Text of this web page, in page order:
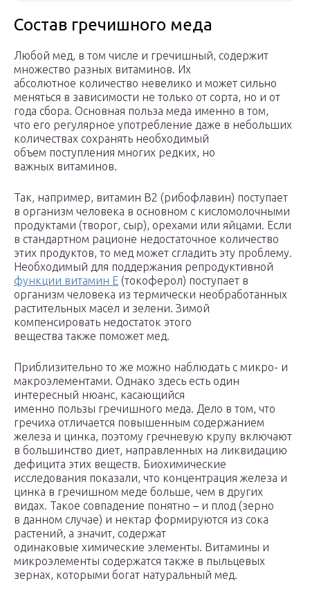
Состав гречишного меда
Любой мед, в том числе и гречишный, содержит
множество разных витаминов. Их
абсолютное количество невелико и может сильно
меняться в зависимости не только от сорта, но и от
года сбора. Основная польза меда именно в том,
что его регулярное употребление даже в небольших
количествах сохранять необходимый
объем поступления многих редких, но
важных витаминов.
Так, например, витамин B2 (рибофлавин) поступает
в организм человека в основном с кисломолочными
продуктами (творог, сыр), орехами или яйцами. Если
в стандартном рационе недостаточное количество
этих продуктов, то мед может сгладить эту проблему.
Необходимый для поддержания репродуктивной
функции витамин E (токоферол) поступает в
организм человека из термически необработанных
растительных масел и зелени. Зимой
компенсировать недостаток этого
вещества также поможет мед.
Приблизительно то же можно наблюдать с микро- и
макроэлементами. Однако здесь есть один
интересный нюанс, касающийся
именно пользы гречишного меда. Дело в том, что
гречиха отличается повышенным содержанием
железа и цинка, поэтому гречневую крупу включают
в большинство диет, направленных на ликвидацию
дефицита этих веществ. Биохимические
исследования показали, что концентрация железа и
цинка в гречишном меде больше, чем в других
видах. Такое совпадение понятно – и плод (зерно
в данном случае) и нектар формируются из сока
растений, а значит, содержат
одинаковые химические элементы. Витамины и
микроэлементы содержатся также в пыльцевых
зернах, которыми богат натуральный мед.